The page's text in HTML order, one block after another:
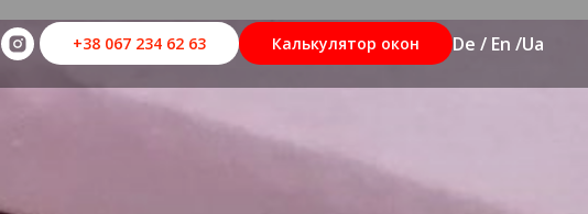
+38 067 234 62 63 Калькулятор окон De / En /Ua